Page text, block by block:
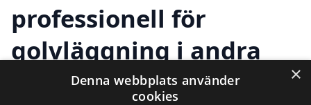
professionell för
golvläggning i andra
städer nära Gemla
×
Denna webbplats använder
cookies